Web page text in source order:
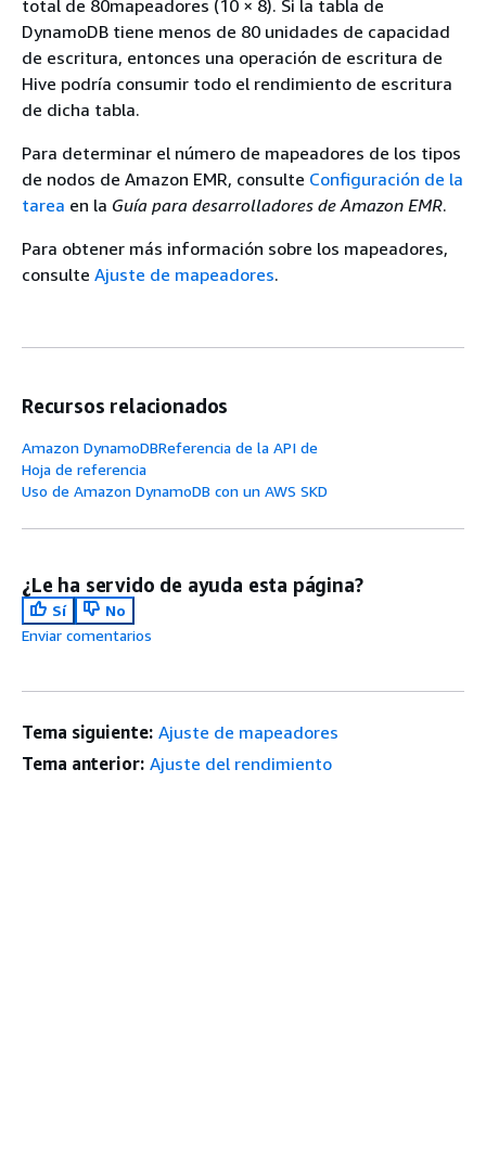
total de 80mapeadores (10 × 8). Si la tabla de
DynamoDB tiene menos de 80 unidades de capacidad
de escritura, entonces una operación de escritura de
Hive podría consumir todo el rendimiento de escritura
de dicha tabla.
Para determinar el número de mapeadores de los tipos
de nodos de Amazon EMR, consulte Configuración de la
tarea en la Guía para desarrolladores de Amazon EMR.
Para obtener más información sobre los mapeadores,
consulte Ajuste de mapeadores.
Recursos relacionados
Amazon DynamoDBReferencia de la API de
Hoja de referencia
Uso de Amazon DynamoDB con un AWS SKD
¿Le ha servido de ayuda esta página?
Sí
No
Enviar comentarios
Tema siguiente: Ajuste de mapeadores
Tema anterior: Ajuste del rendimiento